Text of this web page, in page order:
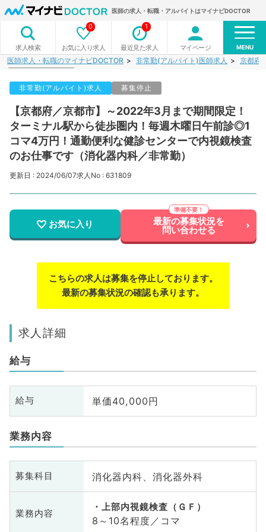
医師の求人・転職・アルバイトはマイナビDOCTOR
求人検索 お気に入り求人
0
最近見た求人
1
マイページ MENU
医師求人・転職のマイナビDOCTOR 非常勤(アルバイト)医師求人 京都府
非常勤(アルバイト)求人 募集停止
【京都府／京都市】～2022年3月まで期間限定！
ターミナル駅から徒歩圏内！毎週木曜日午前診◎1
コマ4万円！通勤便利な健診センターで内視鏡検査
のお仕事です（消化器内科／非常勤）
更新日 : 2024/06/07求人No : 631809
お気に入り 最新の募集状況を
問い合わせる
こちらの求人は募集を停止しております。
最新の募集状況の確認も承ります。
求人詳細
給与
給与 単価40,000円
業務内容
募集科目 消化器内科、消化器外科
業務内容
上部内視鏡検査（ＧＦ）
8～10名程度／コマ